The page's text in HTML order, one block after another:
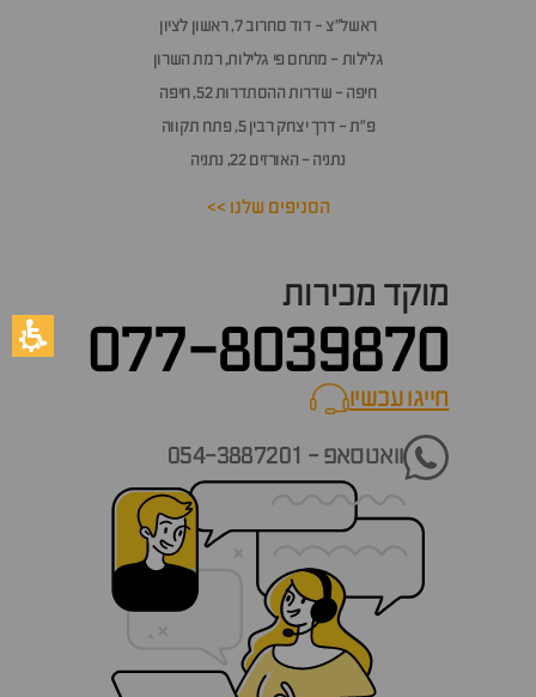
ראשל״צ - דוד סחרוב 7, ראשון לציון
גלילות - מתחם פי גלילות, רמת השרון
חיפה - שדרות ההסתדרות 52, חיפה
פ״ת - דרך יצחק רבין 5, פתח תקווה
נתניה - האורזים 22, נתניה
הסניפים שלנו >>
מוקד מכירות
077-8039870
חייגו עכשיוcall now
וואטסאפ - 054-3887201